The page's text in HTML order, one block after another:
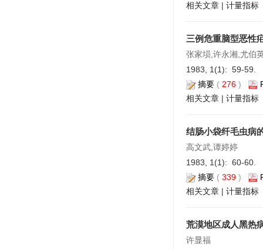
相关文章 | 计量指标
三例危重脑型恶性
张家埙,许永湘,尤伯
1983, 1(1): 59-59.
摘要 ( 276 )
相关文章 | 计量指标
结肠小袋纤毛虫病
高文武,谭婷婷
1983, 1(1): 60-60.
摘要 ( 339 )
相关文章 | 计量指标
荒漠地区成人黑热
许显福